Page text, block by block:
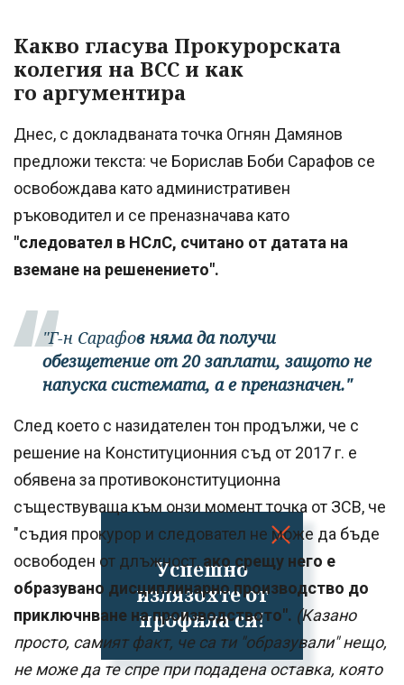
Успешно
излязохте от
профила си!
Какво гласува Прокурорската
колегия на ВСС и как
го аргументира
Днес, с докладваната точка Огнян Дамянов
предложи текста: че Борислав Боби Сарафов се
освобождава като административен
ръководител и се преназначава като
"следовател в НСлС, считано от датата на
вземане на решенението".
"Г-н Сарафов няма да получи
обезщетение от 20 заплати, защото не
напуска системата, а е преназначен."
След което с назидателен тон продължи, че с
решение на Конституционния съд от 2017 г. е
обявена за противоконституционна
съществуваща към онзи момент точка от ЗСВ, че
"съдия прокурор и следовател не може да бъде
освободен от длъжност, ако срещу него е
образувано дисциплинарно производство до
приключнване на производството". (Казано
просто, самият факт, че са ти "образували" нещо,
не може да те спре при подадена оставка, която